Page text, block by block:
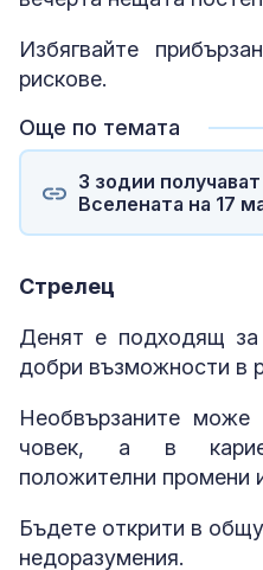
Избягвайте
рискове.
Още по темата
3 зодии
Вселената на 17
Стрелец
Денят е подходящ за
добри възможности в
Необвързаните може
човек, а в
положителни промени
Бъдете открити в
недоразумения.